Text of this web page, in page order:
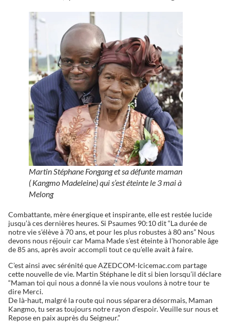
Martin Stéphane Fongang et sa défunte maman
( Kangmo Madeleine) qui s’est éteinte le 3 mai à
Melong
Combattante, mère énergique et inspirante, elle est restée lucide
jusqu’à ces dernières heures. Si Psaumes 90:10 dit “La durée de
notre vie s’élève à 70 ans, et pour les plus robustes à 80 ans” Nous
devons nous réjouir car Mama Made s’est éteinte à l’honorable âge
de 85 ans, après avoir accompli tout ce qu’elle avait à faire.
C’est ainsi avec sérénité que AZEDCOM-Icicemac.com partage
cette nouvelle de vie. Martin Stéphane le dit si bien lorsqu’il déclare
“Maman toi qui nous a donné la vie nous voulons à notre tour te
dire Merci.
De là-haut, malgré la route qui nous séparera désormais, Maman
Kangmo, tu seras toujours notre rayon d’espoir. Veuille sur nous et
Repose en paix auprès du Seigneur.”